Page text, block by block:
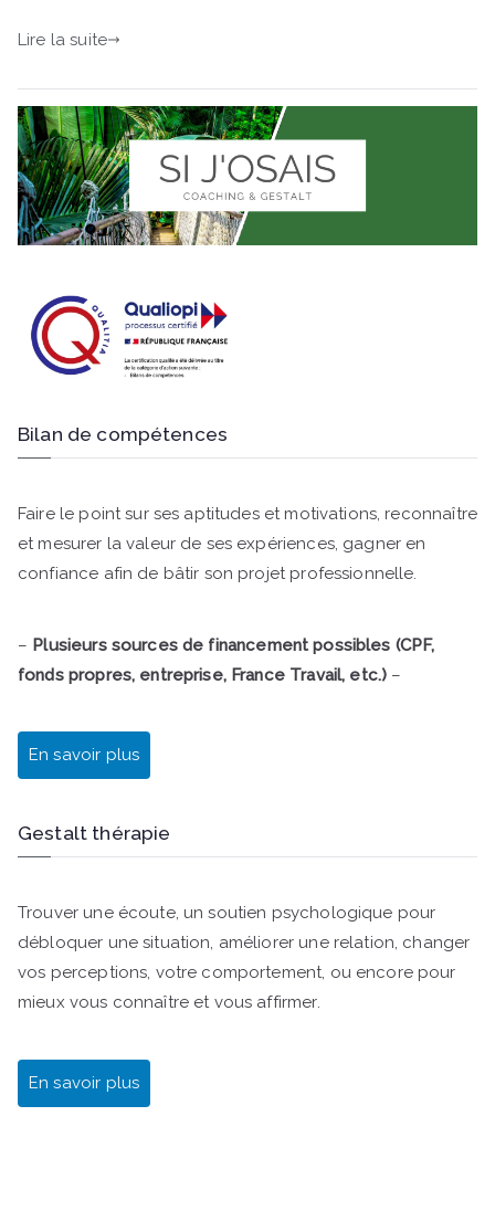
Lire la suite
Bilan de compétences
Faire le point sur ses aptitudes et motivations, reconnaître
et mesurer la valeur de ses expériences, gagner en
confiance afin de bâtir son projet professionnelle.
– Plusieurs sources de financement possibles (CPF,
fonds propres, entreprise, France Travail, etc.) –
En savoir plus
Gestalt thérapie
Trouver une écoute, un soutien psychologique pour
débloquer une situation, améliorer une relation, changer
vos perceptions, votre comportement, ou encore pour
mieux vous connaître et vous affirmer.
En savoir plus